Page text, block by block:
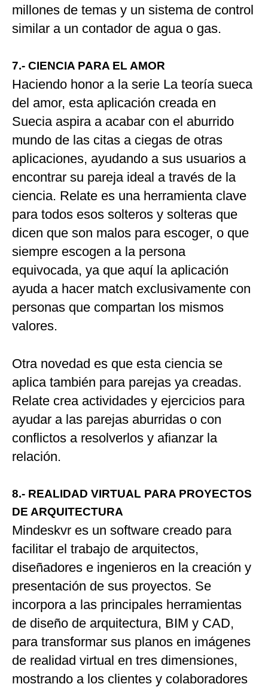
millones de temas y un sistema de control
similar a un contador de agua o gas.
7.- CIENCIA PARA EL AMOR
Haciendo honor a la serie La teoría sueca
del amor, esta aplicación creada en
Suecia aspira a acabar con el aburrido
mundo de las citas a ciegas de otras
aplicaciones, ayudando a sus usuarios a
encontrar su pareja ideal a través de la
ciencia. Relate es una herramienta clave
para todos esos solteros y solteras que
dicen que son malos para escoger, o que
siempre escogen a la persona
equivocada, ya que aquí la aplicación
ayuda a hacer match exclusivamente con
personas que compartan los mismos
valores.
Otra novedad es que esta ciencia se
aplica también para parejas ya creadas.
Relate crea actividades y ejercicios para
ayudar a las parejas aburridas o con
conflictos a resolverlos y afianzar la
relación.
8.- REALIDAD VIRTUAL PARA PROYECTOS
DE ARQUITECTURA
Mindeskvr es un software creado para
facilitar el trabajo de arquitectos,
diseñadores e ingenieros en la creación y
presentación de sus proyectos. Se
incorpora a las principales herramientas
de diseño de arquitectura, BIM y CAD,
para transformar sus planos en imágenes
de realidad virtual en tres dimensiones,
mostrando a los clientes y colaboradores